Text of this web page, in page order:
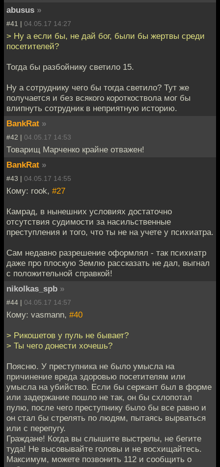
abusus »
#41 | 04.05.17 14:27
> Ну а если бы, не дай бог, были бы жертвы среди
посетителей?
Тогда бы разбойнику светило 15.
Ну а сотруднику чего бы тогда светило? Тут же
получается и без всякого короткоствола мог бы
влипнуть сотрудник в неприятную историю.
BankRat »
#42 | 04.05.17 14:53
Товарищ Марченко крайне отважен!
BankRat »
#43 | 04.05.17 14:55
Кому: rook, #27
Камрад, в нынешних условиях достаточно
отсутствия судимости за насильственные
преступления и того, что ты не на учете у психиатра.
Сам недавно разрешение оформлял - так психиатр
даже про плоскую Землю рассказать не дал, выгнал
с положительной справкой!
nikolkas_spb »
#44 | 04.05.17 14:57
Кому: vasmann, #40
> Рикошетов у пуль не бывает?
> Ты чего донести хочешь?
Поясню. У преступника не было умысла на
причинение вреда здоровью посетителям или
умысла на убийство. Если бы сержант был в форме
или задержание пошло не так, он бы схлопотал
пулю, после чего преступнику было бы все равно и
он стал бы стрелять по людям, пытаясь вырваться
или с перепугу.
Граждане! Когда вы слышите выстрелы, не бегите
туда! Не высовывайте головы и не восхищайтесь.
Максимум, можете позвонить 112 и сообщить о